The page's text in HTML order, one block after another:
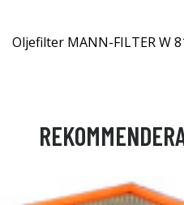
Oljefilter MANN-FILTER W